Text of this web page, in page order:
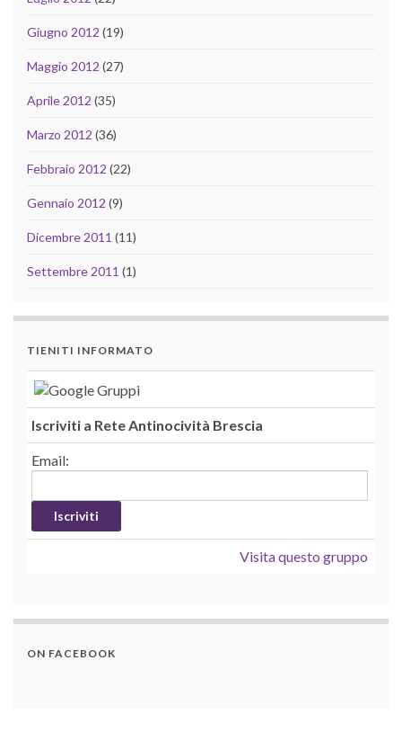
Giugno 2012 (19)
Maggio 2012 (27)
Aprile 2012 (35)
Marzo 2012 (36)
Febbraio 2012 (22)
Gennaio 2012 (9)
Dicembre 2011 (11)
Settembre 2011 (1)
TIENITI INFORMATO
Iscriviti a Rete Antinocività Brescia
Email:
Visita questo gruppo
ON FACEBOOK